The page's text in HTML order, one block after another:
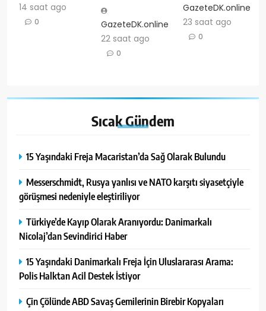
14 saat ago
0
GazeteDK.online
22 saat ago
0
GazeteDK.online
23 saat ago
0
SıcakGündem
15 Yaşındaki Freja Macaristan’da Sağ Olarak Bulundu
Messerschmidt, Rusya yanlısı ve NATO karşıtı siyasetçiyle
görüşmesi nedeniyle eleştiriliyor
Türkiye’de Kayıp Olarak Aranıyordu: Danimarkalı
Nicolaj’dan Sevindirici Haber
15 Yaşındaki Danimarkalı Freja İçin Uluslararası Arama:
Polis Halktan Acil Destek İstiyor
Çin Çölünde ABD Savaş Gemilerinin Birebir Kopyaları